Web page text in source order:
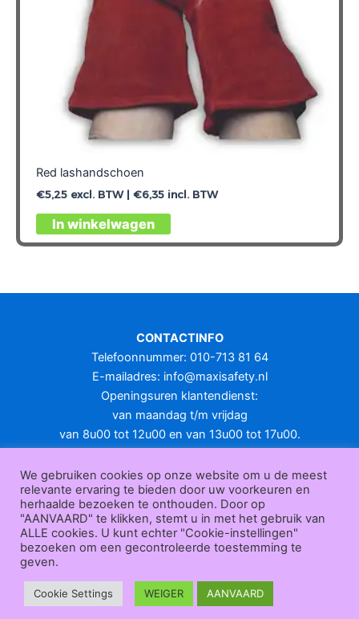
Red lashandschoen
€5,25excl. BTW | €6,35incl. BTW
In winkelwagen
Dit
product
variaties.
optie
gekozen
worden
op
productpagina
CONTACTINFO
Telefoonnummer: 010-713 81 64
E-mailadres: info@maxisafety.nl
Openingsuren klantendienst:
van maandag t/m vrijdag
van 8u00 tot 12u00 en van 13u00 tot 17u00.
KLANTENSERVICE
Over
ons|Bedrijfsgegevens| F.A.Q.|Bestelprocedure | Betaling
ending | Retourneren|Herroepingsrecht|Herroepingsfunctie
ederverkoop|Bedrukken|Contact
Algemene voorwaarden
Maxisafety.nl © 2026
We gebruiken cookies op onze website om u de meest
relevante ervaring te bieden door uw voorkeuren en
herhaalde bezoeken te onthouden. Door op
"AANVAARD" te klikken, stemt u in met het gebruik van
ALLE cookies. U kunt echter "Cookie-instellingen"
bezoeken om een gecontroleerde toestemming te
geven.
Cookie Settings WEIGER AANVAARD